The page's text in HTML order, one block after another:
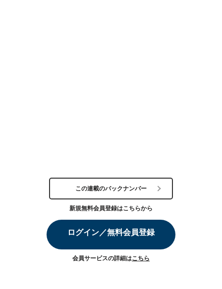
この連載のバックナンバー
新規無料会員登録はこちらから
ログイン／無料会員登録
会員サービスの詳細はこちら